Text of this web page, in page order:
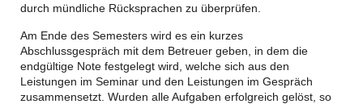
durch mündliche Rücksprachen zu überprüfen.
Am Ende des Semesters wird es ein kurzes
Abschlussgespräch mit dem Betreuer geben, in dem die
endgültige Note festgelegt wird, welche sich aus den
Leistungen im Seminar und den Leistungen im Gespräch
zusammensetzt. Wurden alle Aufgaben erfolgreich gelöst, so